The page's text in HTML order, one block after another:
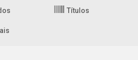
Títulos